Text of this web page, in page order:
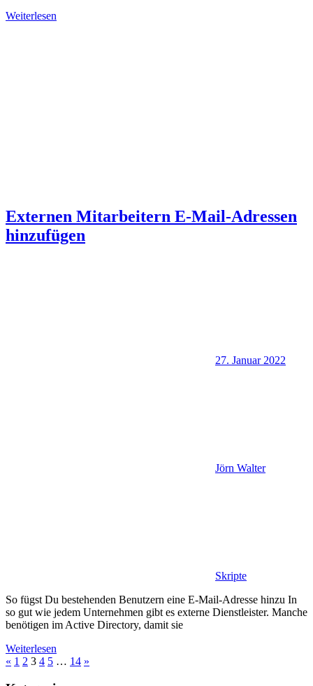
Weiterlesen
Externen Mitarbeitern E-Mail-Adressen
hinzufügen
27. Januar 2022
Jörn Walter
Skripte
So fügst Du bestehenden Benutzern eine E-Mail-Adresse hinzu In
so gut wie jedem Unternehmen gibt es externe Dienstleister. Manche
benötigen im Active Directory, damit sie
Weiterlesen
Seitennummerierung
« Vorherige
1 2 3 4 5 … 14 Nächste
»